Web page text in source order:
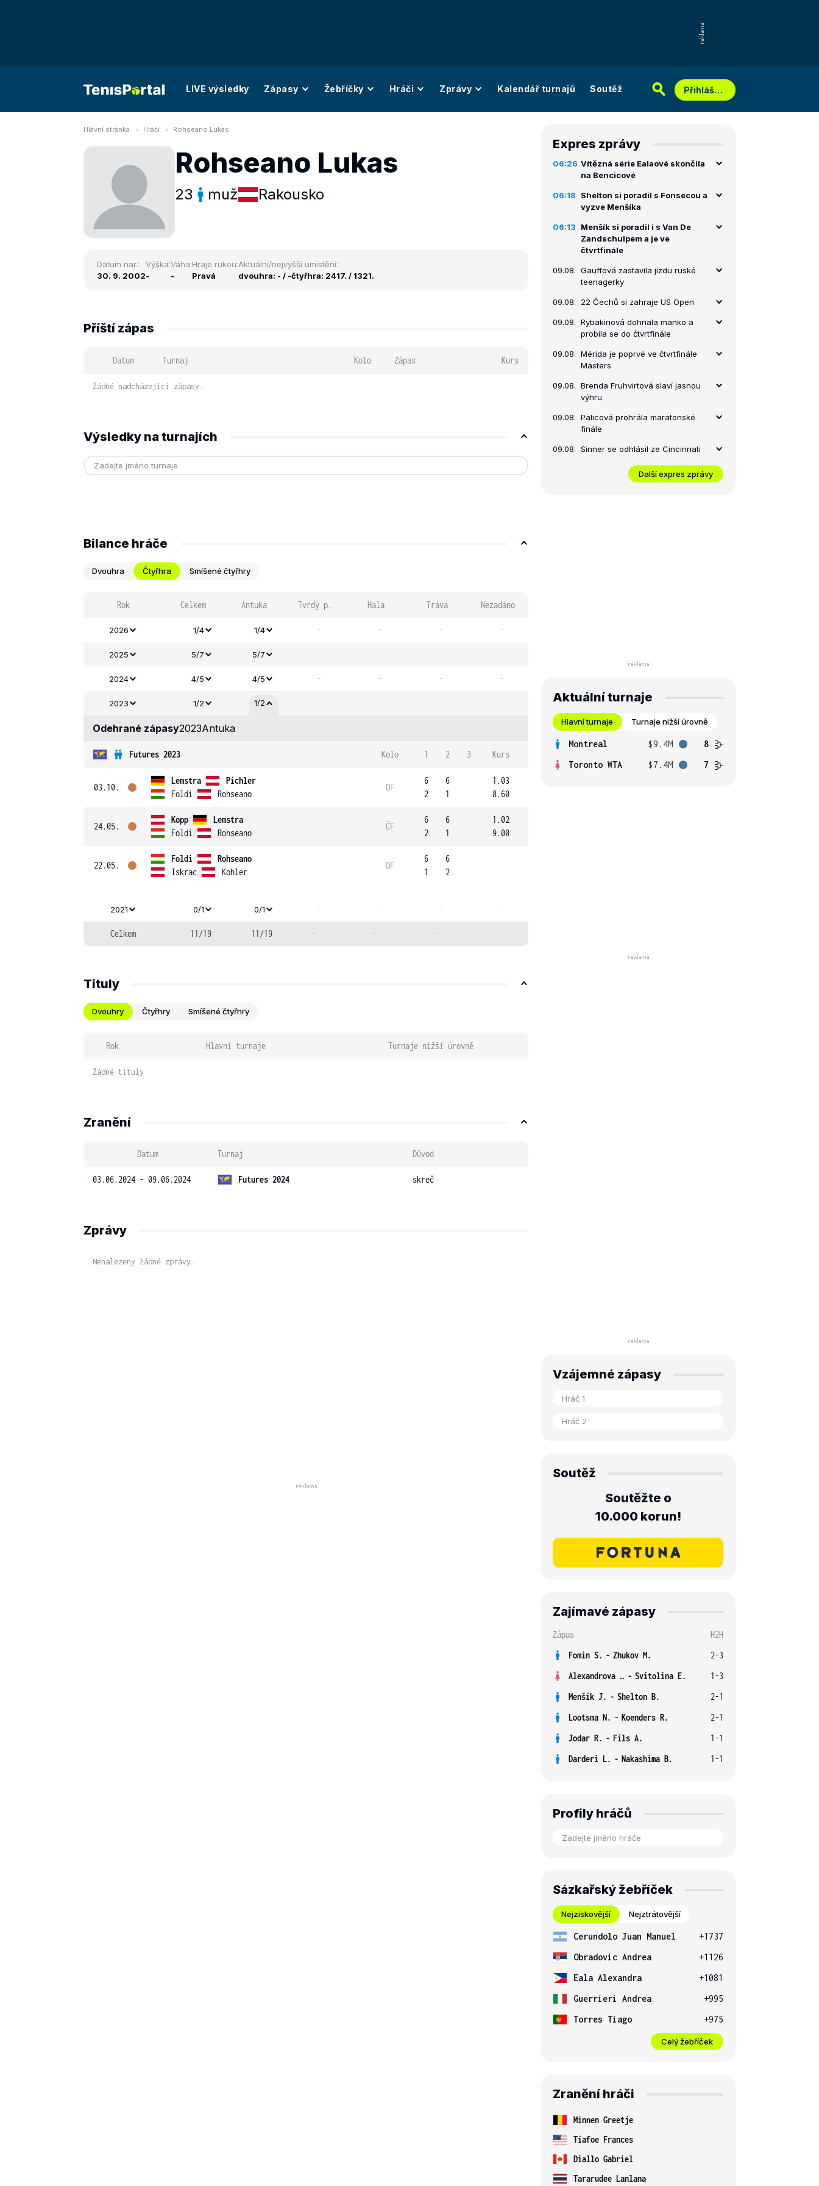
LIVE výsledky Zápasy Žebříčky Hráči Zprávy Kalendář turnajů Soutěž Přihlášení
Hlavní stránka Hráči Rohseano Lukas
Rohseano Lukas
23 muž Rakousko
Datum nar.:
30. 9. 2002
Výška:
-
Váha:
-
Hraje rukou:
Pravá
Aktuální/nejvyšší umístění:
dvouhra: - / -čtyřhra: 2417. / 1321.
Příští zápas
Datum Turnaj Kolo Zápas Kurs
Žádné nadcházející zápasy.
Výsledky na turnajích
Bilance hráče
Dvouhra Čtyřhra Smíšené čtyřhry
Rok Celkem Antuka Tvrdý p. Hala Tráva Nezadáno
2026 1/4 1/4 - - - -
2025 5/7 5/7 - - - -
2024 4/5 4/5 - - - -
2023 1/2 1/2 - - - -
Odehrané zápasy2023Antuka
Futures 2023 Kolo 1 2 3 Kurs
03.10.
Lemstra/
Pichler
Foldi / Rohseano
OF
6
2
6
1
1.03
8.60
24.05.
Kopp/
Lemstra
Foldi / Rohseano
ČF
6
2
6
1
1.02
9.00
22.05.
Foldi/
Rohseano
Iskrac/ Kohler
OF
6
1
6
2
2021 0/1 0/1 - - - -
Celkem 11/19 11/19 - - - -
Tituly
Dvouhry Čtyřhry Smíšené čtyřhry
Rok Hlavní turnaje Turnaje nižší úrovně
Žádné tituly
Zranění
Datum Turnaj Důvod
03.06.2024 - 09.06.2024 Futures 2024 skreč
Zprávy
Nenalezeny žádné zprávy.
Expres zprávy
06:26 Vítězná série Ealaové skončila
na Bencicové
06:18
Shelton si poradil s Fonsecou a
vyzve Menšíka
06:13
Menšík si poradil i s Van De
Zandschulpem a je ve
čtvrtfinále
09.08. Gauffová zastavila jízdu ruské
teenagerky
09.08. 22 Čechů si zahraje US Open
09.08. Rybakinová dohnala manko a
probila se do čtvrtfinále
09.08. Mérida je poprvé ve čtvrtfinále
Masters
09.08. Brenda Fruhvirtová slaví jasnou
výhru
09.08. Palicová prohrála maratonské
finále
09.08. Sinner se odhlásil ze Cincinnati
Další expres zprávy
Aktuální turnaje
Hlavní turnaje Turnaje nižší úrovně
Montreal $9.4M
8
Toronto WTA
$7.4M 7
Vzájemné zápasy
Soutěž
Soutěžte o
10.000 korun!
Zajímavé zápasy
Zápas
H2H
Fomin S. - Zhukov M.
2-3
Alexandrova E. - Svitolina E.
1-3
Menšík J. - Shelton B.
2-1
Lootsma N. - Koenders R.
2-1
Jodar R. - Fils A.
1-1
Darderi L. - Nakashima B. 1-1
Profily hráčů
Sázkařský žebříček
Nejziskovější Nejztrátovější
Cerundolo Juan Manuel
+1737
Obradovic Andrea
+1126
Eala Alexandra
+1081
Guerrieri Andrea
+995
Torres Tiago
+975
Celý žebříček
Zranění hráči
Minnen Greetje
Tiafoe Frances
Diallo Gabriel
Tararudee Lanlana